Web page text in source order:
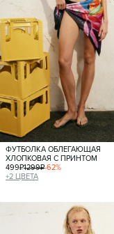
ФУТБОЛКА ОБЛЕГАЮЩАЯ
ХЛОПКОВАЯ С ПРИНТОМ
499₽1299₽-62%
+2 ЦВЕТА